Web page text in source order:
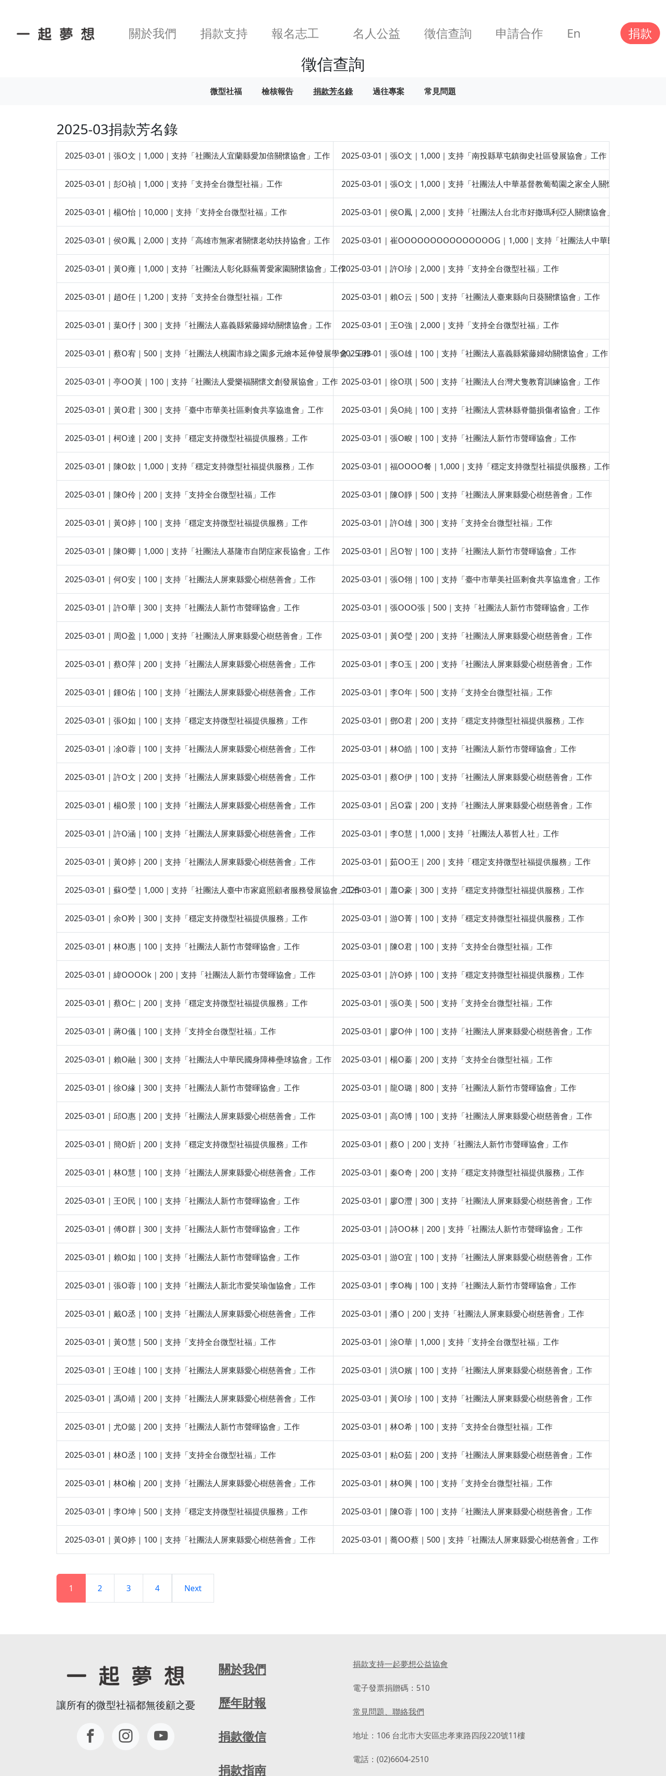
關於我們 捐款支持 報名志工 名人公益 徵信查詢 申請合作 En 捐款
徵信查詢
微型社福 檢核報告 捐款芳名錄 過往專案 常見問題
2025-03捐款芳名錄
2025-03-01｜張O文｜1,000｜支持「社團法人宜蘭縣愛加倍關懷協會」工作 2025-03-01｜張O文｜1,000｜支持「南投縣草屯鎮御史社區發展協會」工作
2025-03-01｜彭O禎｜1,000｜支持「支持全台微型社福」工作 2025-03-01｜張O文｜1,000｜支持「社團法人中華基督教葡萄園之家全人關懷協會」工作
2025-03-01｜楊O怡｜10,000｜支持「支持全台微型社福」工作 2025-03-01｜侯O鳳｜2,000｜支持「社團法人台北市好撒瑪利亞人關懷協會」工作
2025-03-01｜侯O鳳｜2,000｜支持「高雄市無家者關懷老幼扶持協會」工作 2025-03-01｜崔OOOOOOOOOOOOOOOG｜1,000｜支持「社團法人中華民國視障者家長
2025-03-01｜黃O雍｜1,000｜支持「社團法人彰化縣蕪菁愛家園關懷協會」工作2025-03-01｜許O珍｜2,000｜支持「支持全台微型社福」工作
2025-03-01｜趙O任｜1,200｜支持「支持全台微型社福」工作 2025-03-01｜賴O云｜500｜支持「社團法人臺東縣向日葵關懷協會」工作
2025-03-01｜葉O伃｜300｜支持「社團法人嘉義縣紫藤婦幼關懷協會」工作 2025-03-01｜王O強｜2,000｜支持「支持全台微型社福」工作
2025-03-01｜蔡O宥｜500｜支持「社團法人桃園市綠之園多元繪本延伸發展學會」工作2025-03-01｜張O雄｜100｜支持「社團法人嘉義縣紫藤婦幼關懷協會」工作
2025-03-01｜亭OO黃｜100｜支持「社團法人愛樂福關懷文創發展協會」工作 2025-03-01｜徐O琪｜500｜支持「社團法人台灣犬隻教育訓練協會」工作
2025-03-01｜黃O君｜300｜支持「臺中市華美社區剩食共享協進會」工作 2025-03-01｜吳O純｜100｜支持「社團法人雲林縣脊髓損傷者協會」工作
2025-03-01｜柯O達｜200｜支持「穩定支持微型社福提供服務」工作 2025-03-01｜張O畯｜100｜支持「社團法人新竹市聲暉協會」工作
2025-03-01｜陳O欽｜1,000｜支持「穩定支持微型社福提供服務」工作 2025-03-01｜福OOOO餐｜1,000｜支持「穩定支持微型社福提供服務」工作
2025-03-01｜陳O伶｜200｜支持「支持全台微型社福」工作 2025-03-01｜陳O靜｜500｜支持「社團法人屏東縣愛心樹慈善會」工作
2025-03-01｜黃O婷｜100｜支持「穩定支持微型社福提供服務」工作 2025-03-01｜許O雄｜300｜支持「支持全台微型社福」工作
2025-03-01｜陳O卿｜1,000｜支持「社團法人基隆市自閉症家長協會」工作 2025-03-01｜呂O智｜100｜支持「社團法人新竹市聲暉協會」工作
2025-03-01｜何O安｜100｜支持「社團法人屏東縣愛心樹慈善會」工作 2025-03-01｜張O翎｜100｜支持「臺中市華美社區剩食共享協進會」工作
2025-03-01｜許O華｜300｜支持「社團法人新竹市聲暉協會」工作 2025-03-01｜張OOO張｜500｜支持「社團法人新竹市聲暉協會」工作
2025-03-01｜周O盈｜1,000｜支持「社團法人屏東縣愛心樹慈善會」工作 2025-03-01｜黃O瑩｜200｜支持「社團法人屏東縣愛心樹慈善會」工作
2025-03-01｜蔡O萍｜200｜支持「社團法人屏東縣愛心樹慈善會」工作 2025-03-01｜李O玉｜200｜支持「社團法人屏東縣愛心樹慈善會」工作
2025-03-01｜鍾O佑｜100｜支持「社團法人屏東縣愛心樹慈善會」工作 2025-03-01｜李O年｜500｜支持「支持全台微型社福」工作
2025-03-01｜張O如｜100｜支持「穩定支持微型社福提供服務」工作 2025-03-01｜鄧O君｜200｜支持「穩定支持微型社福提供服務」工作
2025-03-01｜凃O蓉｜100｜支持「社團法人屏東縣愛心樹慈善會」工作 2025-03-01｜林O皓｜100｜支持「社團法人新竹市聲暉協會」工作
2025-03-01｜許O文｜200｜支持「社團法人屏東縣愛心樹慈善會」工作 2025-03-01｜蔡O伊｜100｜支持「社團法人屏東縣愛心樹慈善會」工作
2025-03-01｜楊O景｜100｜支持「社團法人屏東縣愛心樹慈善會」工作 2025-03-01｜呂O霖｜200｜支持「社團法人屏東縣愛心樹慈善會」工作
2025-03-01｜許O涵｜100｜支持「社團法人屏東縣愛心樹慈善會」工作 2025-03-01｜李O慧｜1,000｜支持「社團法人慕哲人社」工作
2025-03-01｜黃O婷｜200｜支持「社團法人屏東縣愛心樹慈善會」工作 2025-03-01｜茹OO王｜200｜支持「穩定支持微型社福提供服務」工作
2025-03-01｜蘇O瑩｜1,000｜支持「社團法人臺中市家庭照顧者服務發展協會」工作2025-03-01｜蕭O豪｜300｜支持「穩定支持微型社福提供服務」工作
2025-03-01｜余O羚｜300｜支持「穩定支持微型社福提供服務」工作 2025-03-01｜游O菁｜100｜支持「穩定支持微型社福提供服務」工作
2025-03-01｜林O惠｜100｜支持「社團法人新竹市聲暉協會」工作 2025-03-01｜陳O君｜100｜支持「支持全台微型社福」工作
2025-03-01｜緯OOOOk｜200｜支持「社團法人新竹市聲暉協會」工作 2025-03-01｜許O婷｜100｜支持「穩定支持微型社福提供服務」工作
2025-03-01｜蔡O仁｜200｜支持「穩定支持微型社福提供服務」工作 2025-03-01｜張O美｜500｜支持「支持全台微型社福」工作
2025-03-01｜蔣O儀｜100｜支持「支持全台微型社福」工作 2025-03-01｜廖O仲｜100｜支持「社團法人屏東縣愛心樹慈善會」工作
2025-03-01｜賴O融｜300｜支持「社團法人中華民國身障棒壘球協會」工作 2025-03-01｜楊O蓁｜200｜支持「支持全台微型社福」工作
2025-03-01｜徐O緣｜300｜支持「社團法人新竹市聲暉協會」工作 2025-03-01｜龍O璐｜800｜支持「社團法人新竹市聲暉協會」工作
2025-03-01｜邱O惠｜200｜支持「社團法人屏東縣愛心樹慈善會」工作 2025-03-01｜高O博｜100｜支持「社團法人屏東縣愛心樹慈善會」工作
2025-03-01｜簡O妡｜200｜支持「穩定支持微型社福提供服務」工作 2025-03-01｜蔡O｜200｜支持「社團法人新竹市聲暉協會」工作
2025-03-01｜林O慧｜100｜支持「社團法人屏東縣愛心樹慈善會」工作 2025-03-01｜秦O奇｜200｜支持「穩定支持微型社福提供服務」工作
2025-03-01｜王O民｜100｜支持「社團法人新竹市聲暉協會」工作 2025-03-01｜廖O灃｜300｜支持「社團法人屏東縣愛心樹慈善會」工作
2025-03-01｜傅O群｜300｜支持「社團法人新竹市聲暉協會」工作 2025-03-01｜詩OO林｜200｜支持「社團法人新竹市聲暉協會」工作
2025-03-01｜賴O如｜100｜支持「社團法人新竹市聲暉協會」工作 2025-03-01｜游O宜｜100｜支持「社團法人屏東縣愛心樹慈善會」工作
2025-03-01｜張O蓉｜100｜支持「社團法人新北市愛笑瑜伽協會」工作 2025-03-01｜李O梅｜100｜支持「社團法人新竹市聲暉協會」工作
2025-03-01｜戴O丞｜100｜支持「社團法人屏東縣愛心樹慈善會」工作 2025-03-01｜潘O｜200｜支持「社團法人屏東縣愛心樹慈善會」工作
2025-03-01｜黃O慧｜500｜支持「支持全台微型社福」工作 2025-03-01｜涂O華｜1,000｜支持「支持全台微型社福」工作
2025-03-01｜王O雄｜100｜支持「社團法人屏東縣愛心樹慈善會」工作 2025-03-01｜洪O嬪｜100｜支持「社團法人屏東縣愛心樹慈善會」工作
2025-03-01｜馮O靖｜200｜支持「社團法人屏東縣愛心樹慈善會」工作 2025-03-01｜黃O珍｜100｜支持「社團法人屏東縣愛心樹慈善會」工作
2025-03-01｜尤O懿｜200｜支持「社團法人新竹市聲暉協會」工作 2025-03-01｜林O希｜100｜支持「支持全台微型社福」工作
2025-03-01｜林O丞｜100｜支持「支持全台微型社福」工作 2025-03-01｜粘O茹｜200｜支持「社團法人屏東縣愛心樹慈善會」工作
2025-03-01｜林O榆｜200｜支持「社團法人屏東縣愛心樹慈善會」工作 2025-03-01｜林O興｜100｜支持「支持全台微型社福」工作
2025-03-01｜李O坤｜500｜支持「穩定支持微型社福提供服務」工作 2025-03-01｜陳O蓉｜100｜支持「社團法人屏東縣愛心樹慈善會」工作
2025-03-01｜黃O婷｜100｜支持「社團法人屏東縣愛心樹慈善會」工作 2025-03-01｜蕎OO蔡｜500｜支持「社團法人屏東縣愛心樹慈善會」工作
1 2 3 4 Next
讓所有的微型社福都無後顧之憂
關於我們
歷年財報
捐款徵信
捐款指南
捐款支持一起夢想公益協會
電子發票捐贈碼：510
常見問題、聯絡我們
地址：106 台北市大安區忠孝東路四段220號11樓
電話：(02)6604-2510